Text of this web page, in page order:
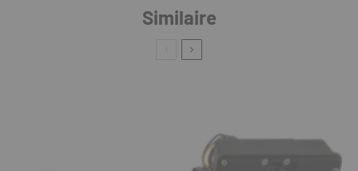
Similaire